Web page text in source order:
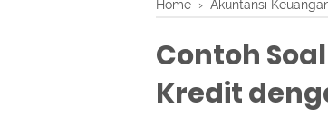
Home › Akuntansi
Contoh
Kredit